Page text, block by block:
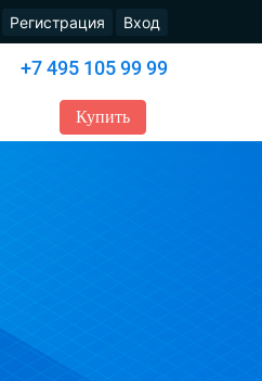
Регистрация Вход
+7 495 105 99 99
Купить